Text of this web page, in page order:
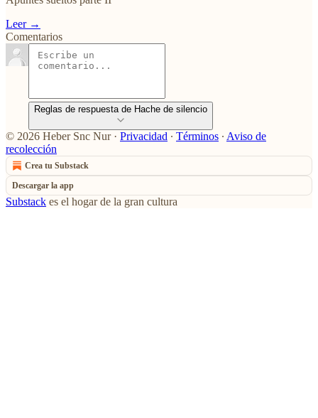
Leer →
Comentarios
Reglas de respuesta de Hache de silencio
© 2026 Heber Snc Nur· Privacidad ∙ Términos ∙ Aviso de
recolección
Crea tu Substack
Descargar la app
Substack es el hogar de la gran cultura